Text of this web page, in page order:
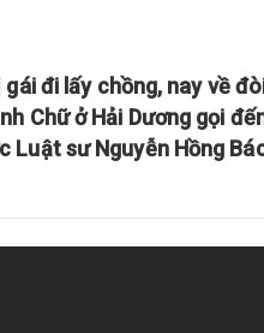
đi lấy chồng, nay về
Chữ ở Hải Dương gọi
Luật sư Nguyễn Hồng